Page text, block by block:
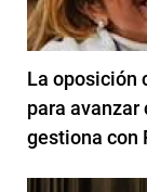
La oposición
para avanzar
gestiona con